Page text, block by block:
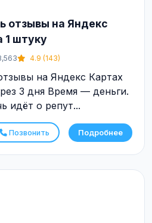
отзывы на Яндекс
1 штуку
4.9 (143)
на Яндекс Картах
3 дня Время — деньги.
идёт о репут...
Позвонить Подробнее